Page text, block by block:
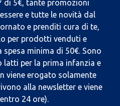
di 5€, tante promozioni
e tutte le novità dal
e prenditi cura di te,
per prodotti venduti e
spesa minima di 50€. Sono
latti per la prima infanzia e
viene erogato solamente
alla newsletter e viene
24 ore).